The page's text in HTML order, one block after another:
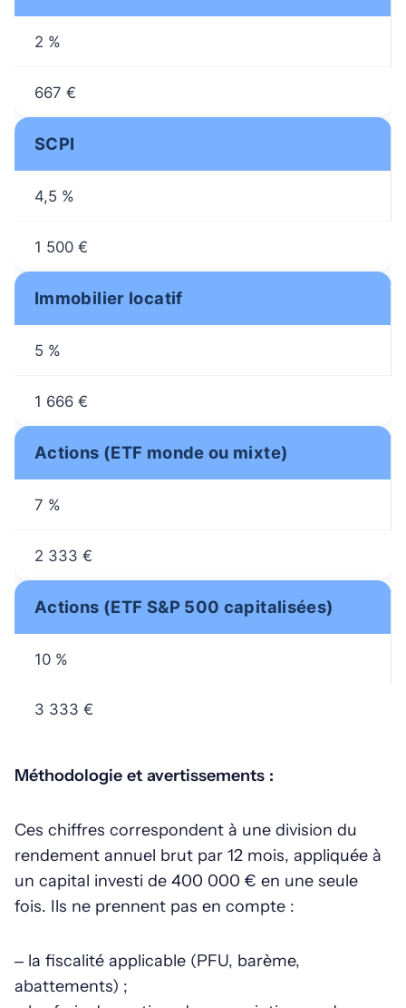
2 %
667 €
SCPI
4,5 %
1 500 €
Immobilier locatif
5 %
1 666 €
Actions (ETF monde ou mixte)
7 %
2 333 €
Actions (ETF S&P 500 capitalisées)
10 %
3 333 €
Méthodologie et avertissements :
Ces chiffres correspondent à une division du
rendement annuel brut par 12 mois, appliquée à
un capital investi de 400 000 € en une seule
fois. Ils ne prennent pas en compte :
– la fiscalité applicable (PFU, barème,
abattements) ;